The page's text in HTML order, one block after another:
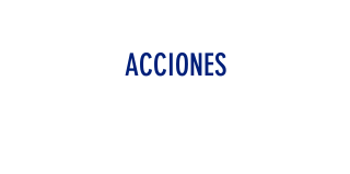
ACCIONES